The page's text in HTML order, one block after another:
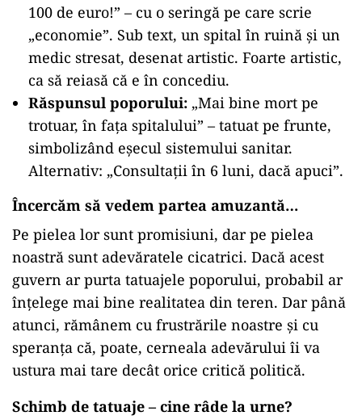
100 de euro!” – cu o seringă pe care scrie
„economie”. Sub text, un spital în ruină și un
medic stresat, desenat artistic. Foarte artistic,
ca să reiasă că e în concediu.
Răspunsul poporului: „Mai bine mort pe
trotuar, în fața spitalului” – tatuat pe frunte,
simbolizând eșecul sistemului sanitar.
Alternativ: „Consultații în 6 luni, dacă apuci”.
Încercăm să vedem partea amuzantă…
Pe pielea lor sunt promisiuni, dar pe pielea
noastră sunt adevăratele cicatrici. Dacă acest
guvern ar purta tatuajele poporului, probabil ar
înțelege mai bine realitatea din teren. Dar până
atunci, rămânem cu frustrările noastre și cu
speranța că, poate, cerneala adevărului îi va
ustura mai tare decât orice critică politică.
Schimb de tatuaje – cine râde la urne?